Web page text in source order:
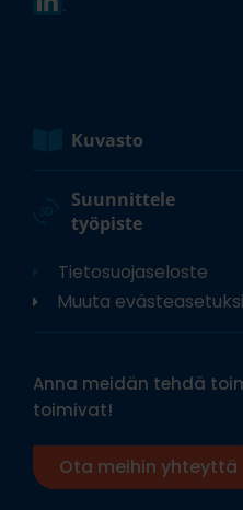
Kuvasto
Suunnittele
työpiste
Tietosuojaseloste
Muuta
Anna meidän tehdä
toimivat!
Ota meihin yhteyttä